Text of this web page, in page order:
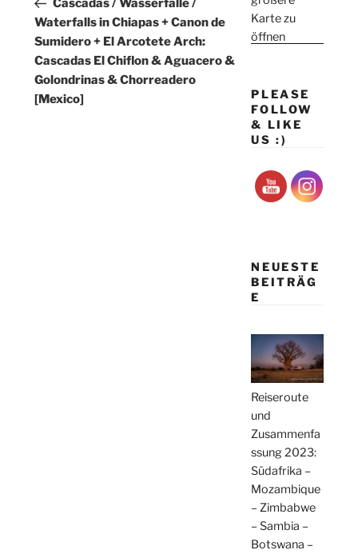
Cascadas / Wasserfälle /
Waterfalls in Chiapas + Canon de
Sumidero + El Arcotete Arch:
Cascadas El Chiflon & Aguacero &
Golondrinas & Chorreadero
[Mexico]
PLEASE
FOLLOW
& LIKE
US :)
NEUESTE
BEITRÄG
E
Reiseroute
und
Zusammenfa
ssung 2023:
Südafrika –
Mozambique
– Zimbabwe
– Sambia –
Botswana –